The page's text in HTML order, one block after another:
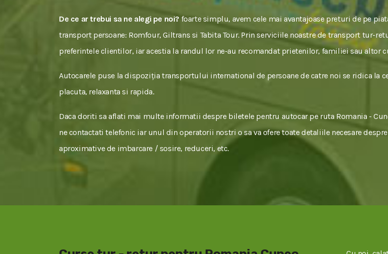
De ce ar trebui sa ne alegi pe noi? foarte simplu, avem cele mai avantajoase preturi de pe
transport persoane: Romfour, Giltrans si Tabita Tour. Prin serviciile noastre de transport tur-
preferintele clientilor, iar acestia la randul lor ne-au recomandat prietenilor, familiei sau altor
Autocarele puse la dispoziția transportului international de persoane de catre noi se ridica la
placuta, relaxanta si rapida.
Daca doriti sa aflati mai multe informatii despre biletele pentru autocar pe ruta Romania -
ne contactati telefonic iar unul din operatorii nostri o sa va ofere toate detaliile necesare
aproximative de imbarcare / sosire, reduceri, etc.